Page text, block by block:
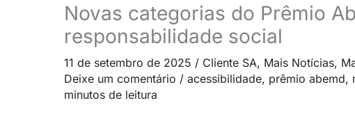
Novas categorias do Prêmio
responsabilidade social
11 de setembro de 2025 / Cliente SA, Mais Notícias,
Deixe um comentário / acessibilidade, prêmio abemd,
minutos de leitura